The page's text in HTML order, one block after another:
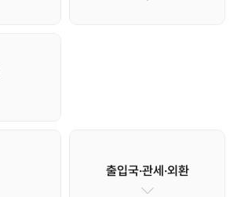
출입국·관세·외환